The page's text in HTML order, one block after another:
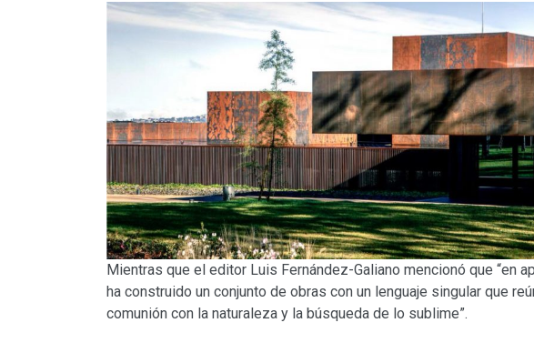
Mientras que el editor Luis Fernández-Galiano mencionó que “en
ha construido un conjunto de obras con un lenguaje singular que
comunión con la naturaleza y la búsqueda de lo sublime”.